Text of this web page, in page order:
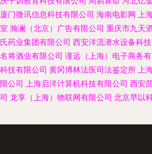
厦门微讯信息科技有限公司 海南电影网 上
室 瀚澜（北京）广告有限公司 重庆市九天
氏药业集团有限公司 西安洋流潜水设备科
名将酒业有限公司 谨远（上海）电子商务
科技有限公司 黄冈博林法医司法鉴定所 上
限公司 上海启洋计算机科技有限公司 西安
司 龙享（上海）物联网有限公司 北京早以